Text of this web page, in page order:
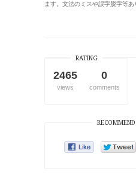
ます。文法のミスや誤字脱字等あ
RATING
2465
views
0
comments